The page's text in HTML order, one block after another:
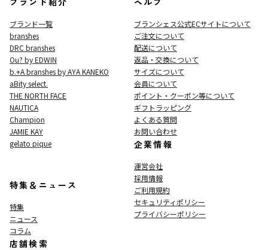
ブランド一覧
branshes
DRC branshes
Ou? by EDWIN
b.+A branshes by AYA KANEKO
aBity select.
THE NORTH FACE
NAUTICA
Champion
JAMIE KAY
gelato pique
特集＆ニュース
特集
ニュース
コラム
店舗検索
ブランシェス公式ECサイトについて
ご注文について
配送について
返品・交換について
サイズについて
会員について
ポイント・クーポン等について
ギフトラッピング
よくある質問
お問い合わせ
企業情報
運営会社
採用情報
ご利用規約
セキュリティポリシー
プライバシーポリシー